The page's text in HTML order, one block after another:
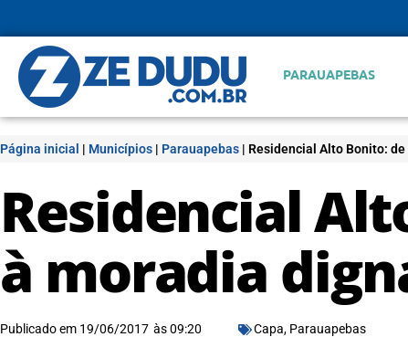
PARAUAPEBAS
Página inicial | Municípios | Parauapebas | Residencial Alto Bonito:
Residencial
à moradia
Publicado em 19/06/2017 às09:20 Capa, Parauapebas